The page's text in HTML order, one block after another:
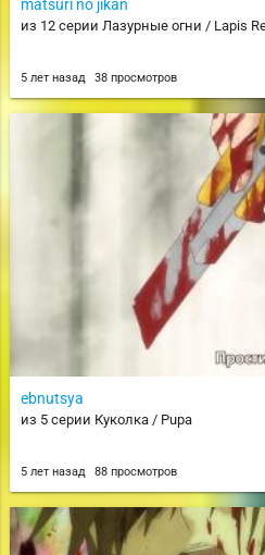
matsuri no jikan
из 12 серии Лазурные огни / Lapis
5 лет назад 38 просмотров
ebnutsya
из 5 серии Куколка / Pupa
5 лет назад 88 просмотров